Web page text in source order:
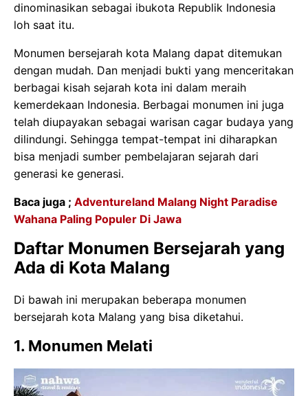
dinominasikan sebagai ibukota Republik Indonesia
loh saat itu.
Monumen bersejarah kota Malang dapat ditemukan
dengan mudah. Dan menjadi bukti yang menceritakan
berbagai kisah sejarah kota ini dalam meraih
kemerdekaan Indonesia. Berbagai monumen ini juga
telah diupayakan sebagai warisan cagar budaya yang
dilindungi. Sehingga tempat-tempat ini diharapkan
bisa menjadi sumber pembelajaran sejarah dari
generasi ke generasi.
Baca juga ; Adventureland Malang Night Paradise
Wahana Paling Populer Di Jawa
Daftar Monumen Bersejarah yang
Ada di Kota Malang
Di bawah ini merupakan beberapa monumen
bersejarah kota Malang yang bisa diketahui.
1. Monumen Melati